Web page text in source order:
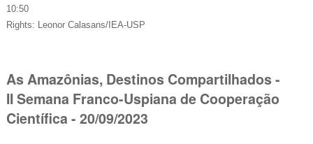
10:50
Rights: Leonor Calasans/IEA-USP
As Amazônias, Destinos Compartilhados -
II Semana Franco-Uspiana de Cooperação
Científica - 20/09/2023